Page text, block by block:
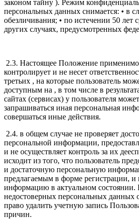
законом тайну ). Режим
персональных данных снимается: • в
обезличивания; • по истечении 50 лет
других случаях, предусмотренных
2.3. Настоящее Положение
контролирует и не несет
третьих , на которые пользователь
доступным на , в том числе в
сайтах (сервисах) у пользователя
запрашиваться иная персональная
совершаться иные действия.
2.4. в общем случае не проверяет
персональной информации,
и не осуществляет контроль за их
исходит из того, что пользователь
и достаточную персональную
предлагаемым в форме регистрации, и
информацию в актуальном состоянии.
недостоверных персональных данных
право удалить учетную запись
причин.